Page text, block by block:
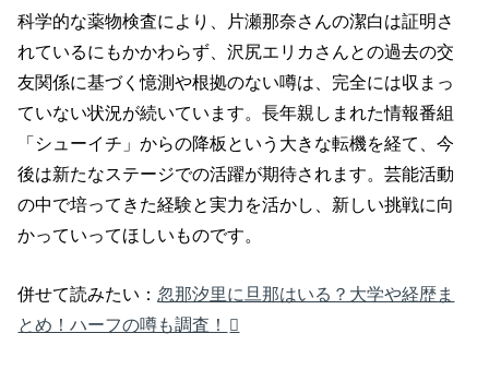
科学的な薬物検査により、片瀬那奈さんの潔白は証明さ
れているにもかかわらず、沢尻エリカさんとの過去の交
友関係に基づく憶測や根拠のない噂は、完全には収まっ
ていない状況が続いています。長年親しまれた情報番組
「シューイチ」からの降板という大きな転機を経て、今
後は新たなステージでの活躍が期待されます。芸能活動
の中で培ってきた経験と実力を活かし、新しい挑戦に向
かっていってほしいものです。
併せて読みたい： 忽那汐里に旦那はいる？大学や経歴ま
とめ！ハーフの噂も調査！